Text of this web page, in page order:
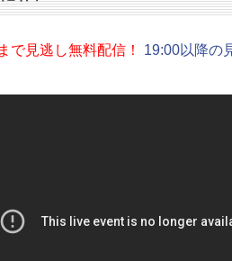
インタビュー
で見逃し無料配信！ 19:00以降の